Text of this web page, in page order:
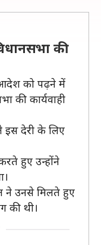
की
आदेश को पढ़ने में
की कार्यवाही
देरी के लिए
हुए उन्होंने
ने उनसे मिलते हुए
की थी।